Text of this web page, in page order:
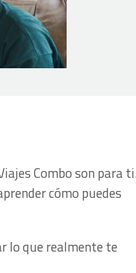
Combo son para
cómo puedes
lo que realmente te